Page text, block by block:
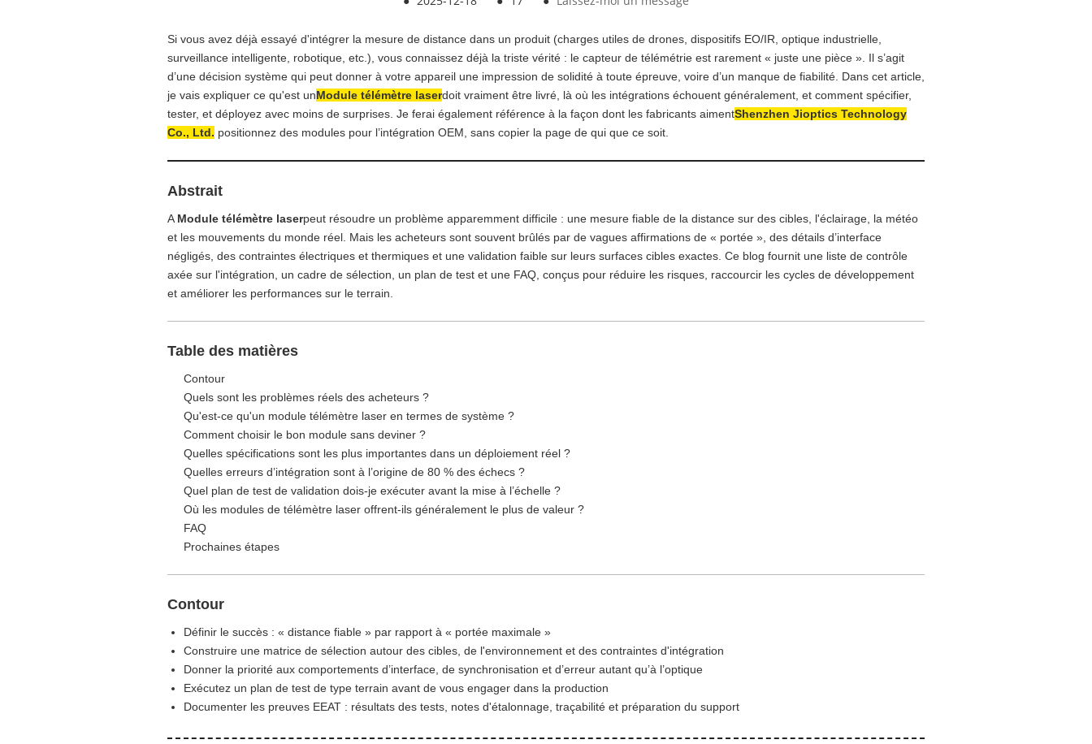
Si vous avez déjà essayé d'intégrer la mesure de distance dans un produit (charges utiles de drones, dispositifs EO/IR, optique industrielle,
surveillance intelligente, robotique, etc.), vous connaissez déjà la triste vérité : le capteur de télémétrie est rarement « juste une pièce ». Il s’agit
d’une décision système qui peut donner à votre appareil une impression de solidité à toute épreuve, voire d’un manque de fiabilité. Dans cet article,
je vais expliquer ce qu'est unModule télémètre laserdoit vraiment être livré, là où les intégrations échouent généralement, et comment spécifier,
tester, et déployez avec moins de surprises. Je ferai également référence à la façon dont les fabricants aimentShenzhen Jioptics Technology
Co., Ltd. positionnez des modules pour l’intégration OEM, sans copier la page de qui que ce soit.
Abstrait
A Module télémètre laserpeut résoudre un problème apparemment difficile : une mesure fiable de la distance sur des cibles, l'éclairage, la météo
et les mouvements du monde réel. Mais les acheteurs sont souvent brûlés par de vagues affirmations de « portée », des détails d’interface
négligés, des contraintes électriques et thermiques et une validation faible sur leurs surfaces cibles exactes. Ce blog fournit une liste de contrôle
axée sur l'intégration, un cadre de sélection, un plan de test et une FAQ, conçus pour réduire les risques, raccourcir les cycles de développement
et améliorer les performances sur le terrain.
Table des matières
Contour
Quels sont les problèmes réels des acheteurs ?
Qu'est-ce qu'un module télémètre laser en termes de système ?
Comment choisir le bon module sans deviner ?
Quelles spécifications sont les plus importantes dans un déploiement réel ?
Quelles erreurs d’intégration sont à l’origine de 80 % des échecs ?
Quel plan de test de validation dois-je exécuter avant la mise à l’échelle ?
Où les modules de télémètre laser offrent-ils généralement le plus de valeur ?
FAQ
Prochaines étapes
Contour
Définir le succès : « distance fiable » par rapport à « portée maximale »
Construire une matrice de sélection autour des cibles, de l'environnement et des contraintes d'intégration
Donner la priorité aux comportements d’interface, de synchronisation et d’erreur autant qu’à l’optique
Exécutez un plan de test de type terrain avant de vous engager dans la production
Documenter les preuves EEAT : résultats des tests, notes d'étalonnage, traçabilité et préparation du support